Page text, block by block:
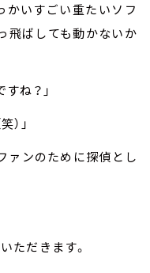
かいすごい重たいソフ
飛ばしても動かないか
ね？」
）」
ァンのために探偵とし
ただきます。